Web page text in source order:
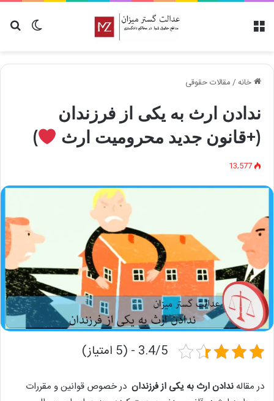
تغییر
خانه/مقالات حقوقی
ندادن ارث به یکی از فرزندان
(+قانون جدید محرومیت ارث
)
13,577
3.4/5 - (5 امتیاز)
در مقاله ندادن ارث به یکی از فرزندان در خصوص قوانین و مقررات